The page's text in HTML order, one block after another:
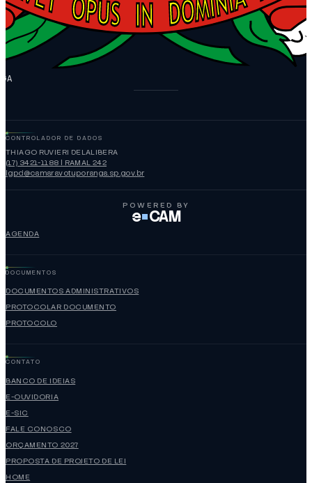
CONTROLADOR DE DADOS
THIAGO RUVIERI DELALIBERA
(17) 3421-1188 | RAMAL 242
lgpd@camaravotuporanga.sp.gov.br
POWERED BY
e CAM
AGENDA
DOCUMENTOS
DOCUMENTOS ADMINISTRATIVOS
PROTOCOLAR DOCUMENTO
PROTOCOLO
CONTATO
BANCO DE IDEIAS
E-OUVIDORIA
E-SIC
FALE CONOSCO
ORÇAMENTO 2027
PROPOSTA DE PROJETO DE LEI
HOME